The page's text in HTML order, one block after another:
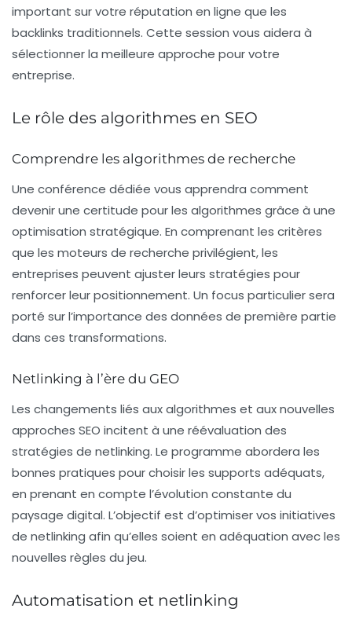
important sur votre réputation en ligne que les
backlinks traditionnels. Cette session vous aidera à
sélectionner la meilleure approche pour votre
entreprise.
Le rôle des algorithmes en SEO
Comprendre les algorithmes de recherche
Une conférence dédiée vous apprendra comment
devenir une certitude pour les algorithmes grâce à une
optimisation stratégique. En comprenant les critères
que les moteurs de recherche privilégient, les
entreprises peuvent ajuster leurs stratégies pour
renforcer leur positionnement. Un focus particulier sera
porté sur l’importance des données de première partie
dans ces transformations.
Netlinking à l’ère du GEO
Les changements liés aux algorithmes et aux nouvelles
approches SEO incitent à une réévaluation des
stratégies de netlinking. Le programme abordera les
bonnes pratiques pour choisir les supports adéquats,
en prenant en compte l’évolution constante du
paysage digital. L’objectif est d’optimiser vos initiatives
de netlinking afin qu’elles soient en adéquation avec les
nouvelles règles du jeu.
Automatisation et netlinking